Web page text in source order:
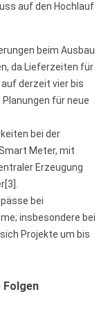
auf den Hochlauf
beim Ausbau
da Lieferzeiten für
derzeit vier bis
für neue
bei der
Meter, mit
Erzeugung
bei
insbesondere bei
Projekte um bis